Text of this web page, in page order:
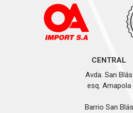
CENTRAL
Avda. San Blás
esq. Amapola
Barrio San Blás